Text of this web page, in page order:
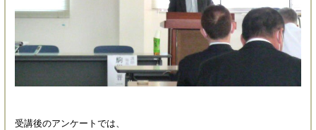
受講後のアンケートでは、